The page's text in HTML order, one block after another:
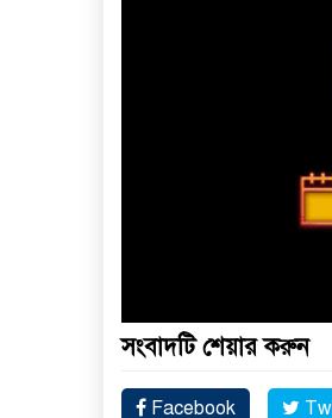
সংবাদটি শেয়ার করুন
Facebook